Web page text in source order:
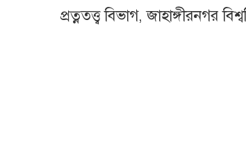
প্রত্নতত্ত্ব বিভাগ, জাহাঙ্গীরনগর